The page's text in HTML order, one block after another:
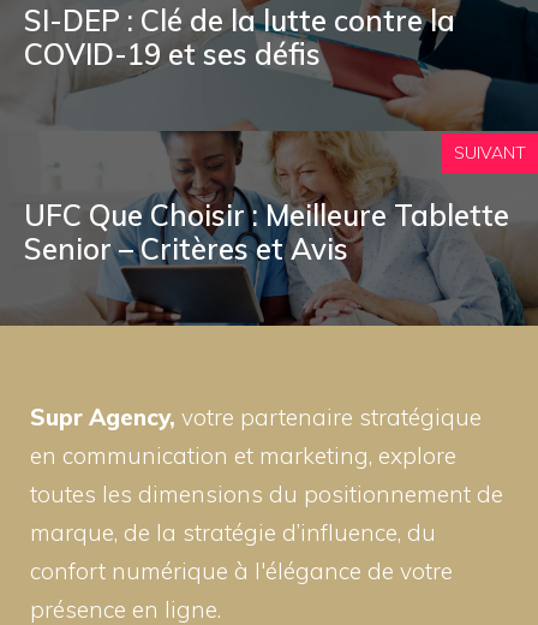
SI-DEP : Clé de la lutte contre la
COVID-19 et ses défis
SUIVANT
UFC Que Choisir : Meilleure Tablette
Senior – Critères et Avis
Supr Agency, votre partenaire stratégique
en communication et marketing, explore
toutes les dimensions du positionnement de
marque, de la stratégie d’influence, du
confort numérique à l'élégance de votre
présence en ligne.